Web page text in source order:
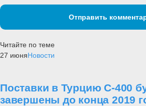
Отправить
Читайте по теме
27 июняНовости
Поставки в Турцию С-400
завершены до конца 2019